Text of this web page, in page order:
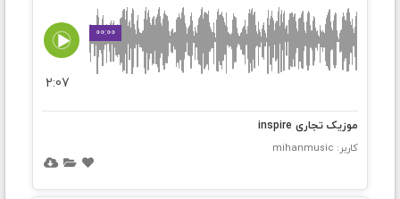
00:00
2:07
موزیک تجاری inspire
کاربر: mihanmusic